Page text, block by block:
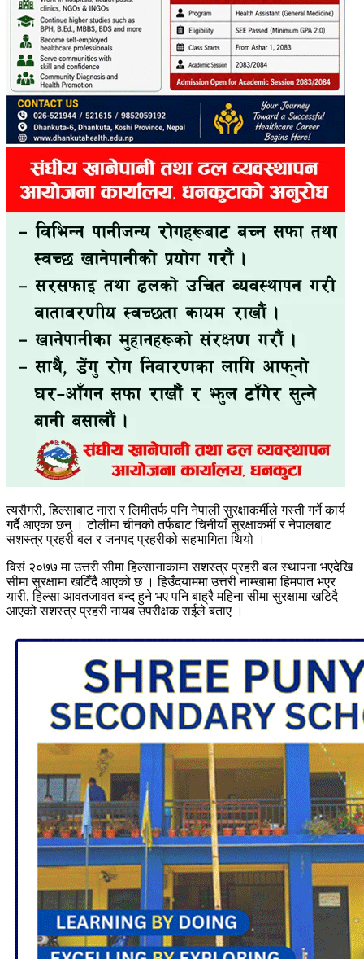
त्यसैगरी, हिल्साबाट नारा र लिमीतर्फ पनि नेपाली सुरक्षाकर्मीले गस्ती गर्ने कार्य
गर्दै आएका छन् । टोलीमा चीनको तर्फबाट चिनीयाँ सुरक्षाकर्मी र नेपालबाट
सशस्त्र प्रहरी बल र जनपद प्रहरीको सहभागिता थियो ।
विसं २०७७ मा उत्तरी सीमा हिल्सानाकामा सशस्त्र प्रहरी बल स्थापना भएदेखि
सीमा सुरक्षामा खटिँदै आएको छ । हिउँदयाममा उत्तरी नाम्खामा हिमपात भएर
यारी, हिल्सा आवतजावत बन्द हुने भए पनि बाह्रै महिना सीमा सुरक्षामा खटिदै
आएको सशस्त्र प्रहरी नायब उपरीक्षक राईले बताए ।